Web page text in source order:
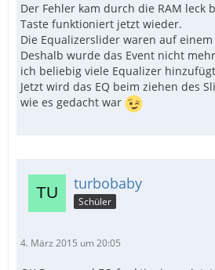
Der Fehler kam durch die RAM leck
Taste funktioniert jetzt wieder.
Die Equalizerslider waren auf einem
Deshalb wurde das Event nicht
ich beliebig viele Equalizer
Jetzt wird das EQ beim ziehen des
wie es gedacht war
turbobaby
Schüler
4. März 2015 um 20:05